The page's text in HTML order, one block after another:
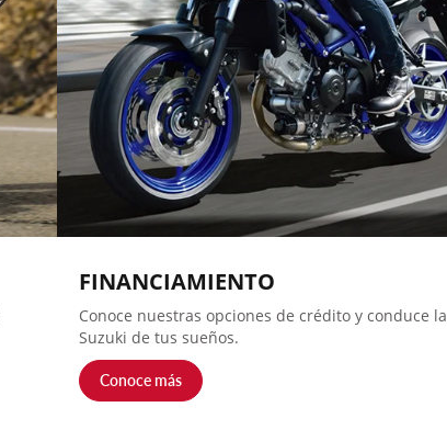
FINANCIAMIENTO
Conoce nuestras opciones de crédito y conduce la
Suzuki de tus sueños.
Conoce más